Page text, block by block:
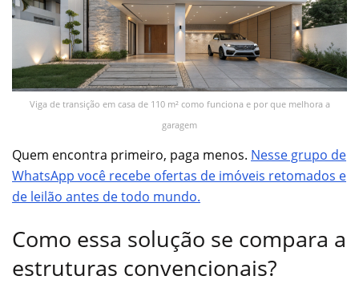
Viga de transição em casa de 110 m² como funciona e por que melhora a
garagem
Quem encontra primeiro, paga menos. Nesse grupo de
WhatsApp você recebe ofertas de imóveis retomados e
de leilão antes de todo mundo.
Como essa solução se compara a
estruturas convencionais?